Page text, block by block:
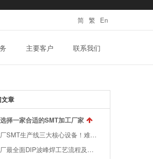
简 繁 En
主要客户 联系我们
章
择一家合适的SMT加工厂家
电子厂SMT生产线三大核心设备！难得一见的SMT制程关键工艺视频！
电子厂最全面DIP波峰焊工艺流程及波峰焊接的缺陷不良原因分析 !